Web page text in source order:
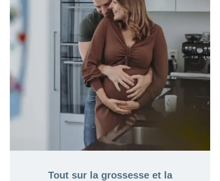
Tout sur la grossesse et la